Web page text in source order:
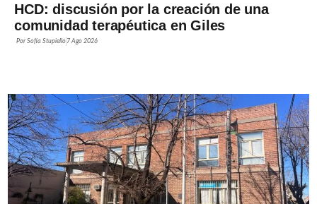
HCD: discusión por la creación de una
comunidad terapéutica en Giles
PorSofía Stupiello 7 Ago 2026